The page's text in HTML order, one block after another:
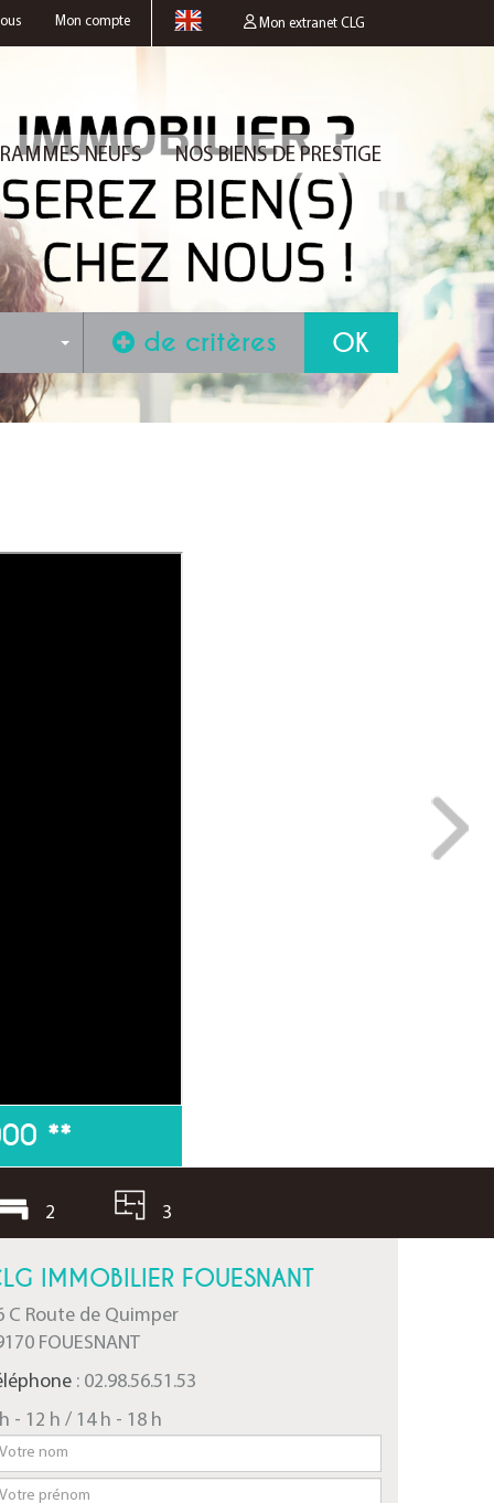
Mon extranet CLG
Mon compte
NEUFS NOS BIENS DE PRESTIGE
de critères
**
2 3
IMMOBILIER FOUESNANT
C Route de Quimper
FOUESNANT
: 02.98.56.51.53
- 12 h / 14 h - 18 h